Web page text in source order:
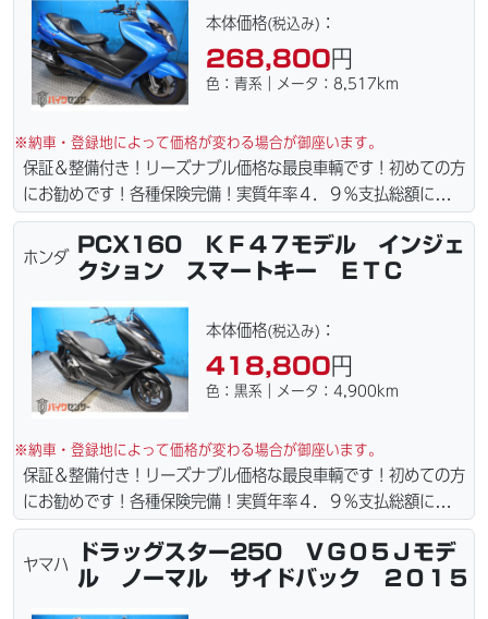
本体価格(税込み) ：
268,800円
色：青系｜メータ：8,517km
※納車・登録地によって価格が変わる場合が御座います。
保証＆整備付き！リーズナブル価格な最良車輌です！初めての方
にお勧めです！各種保険完備！実質年率４．９％支払総額に自賠
責保険１年含まれてます。全国どこでも１万円〜4.5万円にて配
達致します！！（離島の場合は港止めになります）ｗｅｂロー
ン・カード各種取り扱ってます。タイヤ・ブレーキパッド・ベル
ズナブルな価格にて消耗品交換プラン１万〜ご用意しておりま
す。詳しくはお問合わせ下さい。ご契約後の取り置き＆保管無料
サービス行ってます。当社ホームページにて詳細画像見れます。
ホンダ
PCX160 ＫＦ４７モデル インジェ
クション スマートキー ＥＴＣ
本体価格(税込み) ：
418,800円
色：黒系｜メータ：4,900km
※納車・登録地によって価格が変わる場合が御座います。
保証＆整備付き！リーズナブル価格な最良車輌です！初めての方
にお勧めです！各種保険完備！実質年率４．９％支払総額に自賠
責保険１年含まれてます。全国どこでも１万円〜4.5万円にて配
達致します！！（離島の場合は港止めになります）ｗｅｂロー
ン・カード各種取り扱ってます。タイヤ・ブレーキパッド・ベル
ヤマハ
ドラッグスター250 ＶＧ０５Ｊモデ
ル ノーマル サイドバック ２０１５